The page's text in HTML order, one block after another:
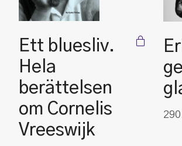
Ett bluesliv.
Hela
berättelsen
om Cornelis
Vreeswijk